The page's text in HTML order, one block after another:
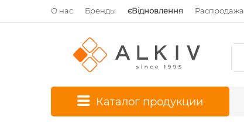
О нас Бренды єВідновлення Распродажа
Каталог продукции